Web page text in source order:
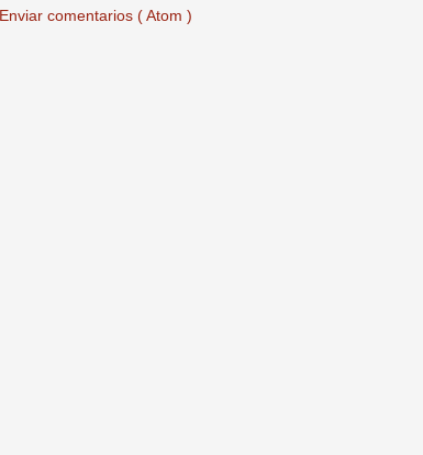
Enviar comentarios ( Atom )